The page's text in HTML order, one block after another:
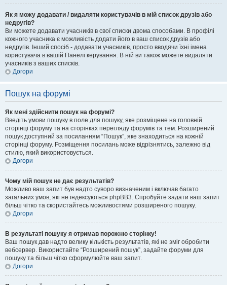
Як я можу додавати / видаляти користувачів в мій список друзів або
недругів?
Ви можете додавати учасників в свої списки двома способами. В профілі
кожного учасника є можливість додати його в ваш список друзів або
недругів. Інший спосіб - додавати учасників, просто вводячи їхні імена
користувача в вашій Панелі керування. В ній ви також можете видаляти
учасників з ваших списків.
Догори
Пошук на форумі
Як мені здійснити пошук на форумі?
Введіть умови пошуку в поле для пошуку, яке розміщене на головній
сторінці форуму та на сторінках перегляду форумів та тем. Розширений
пошук доступний за посиланням “Пошук”, яке знаходиться на кожній
сторінці форуму. Розміщення посилань може відрізнятись, залежно від
стилю, який використовується.
Догори
Чому мій пошук не дає результатів?
Можливо ваш запит був надто суворо визначеним і включав багато
загальних умов, які не індексуються phpBB3. Спробуйте задати ваш запит
більш чітко та скористайтесь можливостями розширеного пошуку.
Догори
В результаті пошуку я отримав порожню сторінку!
Ваш пошук дав надто велику кількість результатів, які не зміг обробити
вебсервер. Використайте “Розширений пошук”, задайте форуми для
пошуку та більш чітко сформулюйте ваш запит.
Догори